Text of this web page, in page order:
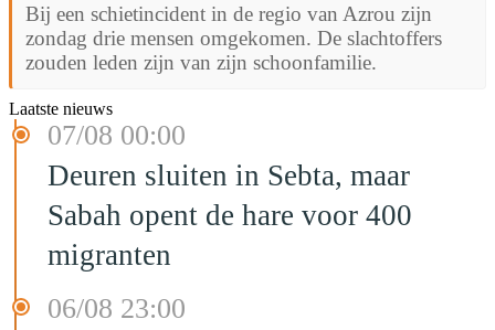
Bij een schietincident in de regio van Azrou zijn
zondag drie mensen omgekomen. De slachtoffers
zouden leden zijn van zijn schoonfamilie.
Laatste nieuws
07/08 00:00
Deuren sluiten in Sebta, maar
Sabah opent de hare voor 400
migranten
06/08 23:00